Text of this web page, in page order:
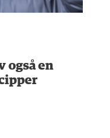
også en